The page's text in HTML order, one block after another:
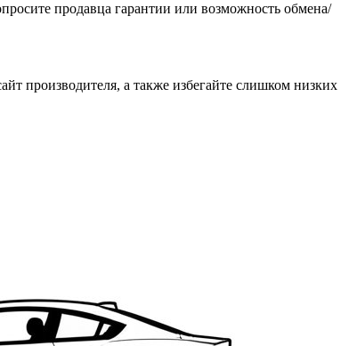
продавца гарантии или возможность обмена/
производителя, а также избегайте слишком низких